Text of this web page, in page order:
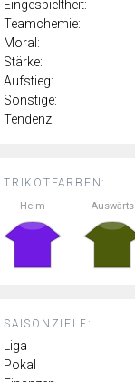
TRIKOTFARBEN:
Heim Auswärts
SAISONZIELE:
Liga
Pokal
Eingespieltheit:
Teamchemie:
Moral:
Stärke:
Aufstieg:
Sonstige:
Tendenz: